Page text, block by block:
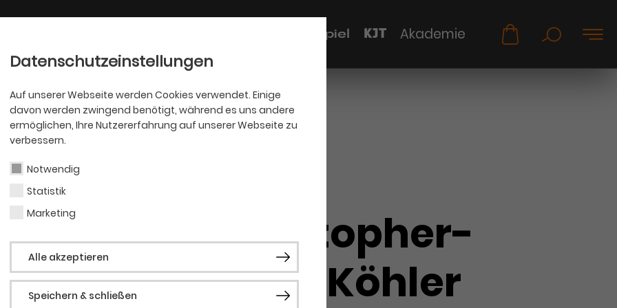
Datenschutzeinstellungen
Auf unserer Webseite werden Cookies verwendet. Einige
davon werden zwingend benötigt, während es uns andere
ermöglichen, Ihre Nutzererfahrung auf unserer Webseite zu
verbessern.
Notwendig
Statistik
Marketing
Alle akzeptieren
Speichern & schließen
Schauspiel KJT Akademie
Christopher-
Fares Köhler